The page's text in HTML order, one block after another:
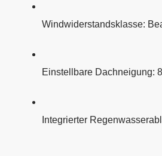
Windwiderstandsklasse:
Einstellbare Dachneigung:
Integrierter